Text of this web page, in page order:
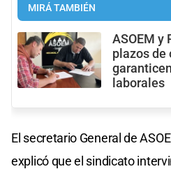
MIRÁ TAMBIÉN
ASOEM y
plazos de
laborales
El secretario General de
explicó que el sindicato